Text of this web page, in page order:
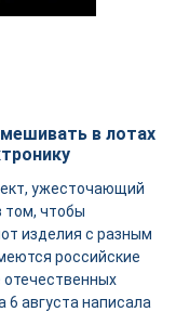
в лотах
ужесточающий
том, чтобы
изделия с разным
российские
отечественных
6 августа написала